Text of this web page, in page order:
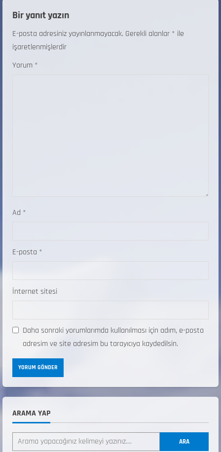
Bir yanıt yazın
E-posta adresiniz yayınlanmayacak. Gerekli alanlar * ile
işaretlenmişlerdir
Yorum *
Ad *
E-posta *
İnternet sitesi
Daha sonraki yorumlarımda kullanılması için adım, e-posta
adresim ve site adresim bu tarayıcıya kaydedilsin.
ARAMA YAP
ARA
ŞAMPİYONASI